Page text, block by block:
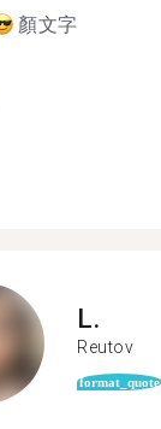
顏文字
L.
Reutov
format_quote